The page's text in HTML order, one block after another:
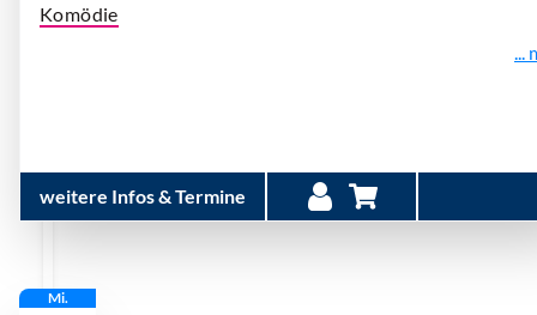
Komödie
...
weitere Infos & Termine
Mi.